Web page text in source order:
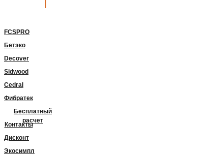
FCSPRO
Бетэко
Decover
Sidwood
Cedral
Фибратек
Бесплатный
расчет
Контакты
Дисконт
Экосимпл